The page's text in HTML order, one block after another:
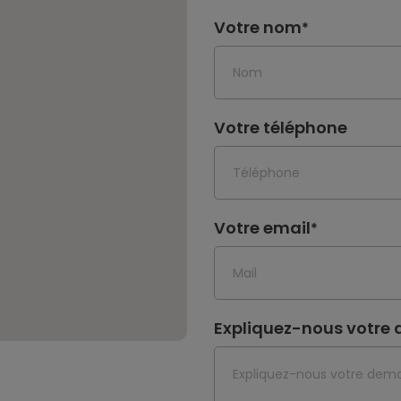
Votre nom*
Votre téléphone
Votre email*
Expliquez-nous votre